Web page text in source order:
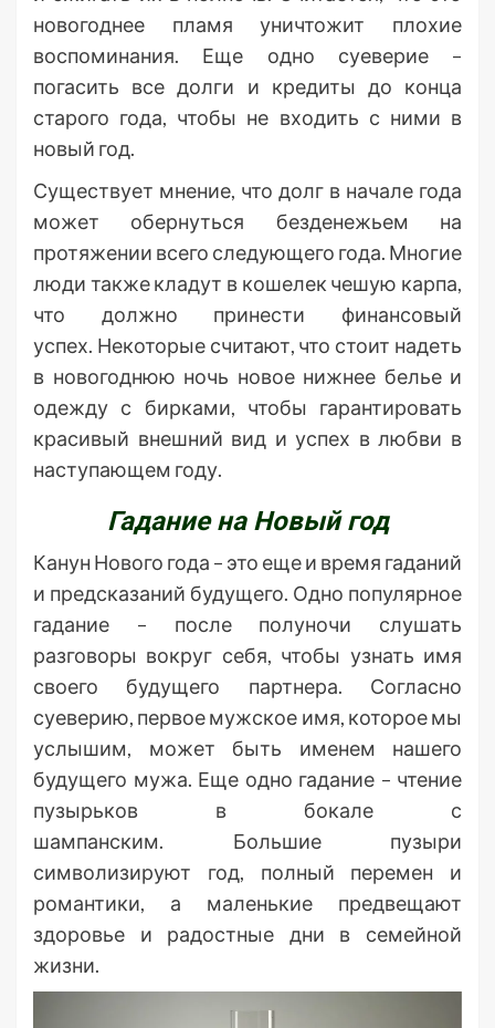
новогоднее пламя уничтожит плохие
воспоминания. Еще одно суеверие –
погасить все долги и кредиты до конца
старого года, чтобы не входить с ними в
новый год.
Существует мнение, что долг в начале года
может обернуться безденежьем на
протяжении всего следующего года. Многие
люди также кладут в кошелек чешую карпа,
что должно принести финансовый
успех. Некоторые считают, что стоит надеть
в новогоднюю ночь новое нижнее белье и
одежду с бирками, чтобы гарантировать
красивый внешний вид и успех в любви в
наступающем году.
Гадание на Новый год
Канун Нового года – это еще и время гаданий
и предсказаний будущего. Одно популярное
гадание – после полуночи слушать
разговоры вокруг себя, чтобы узнать имя
своего будущего партнера. Согласно
суеверию, первое мужское имя, которое мы
услышим, может быть именем нашего
будущего мужа. Еще одно гадание – чтение
пузырьков в бокале с
шампанским. Большие пузыри
символизируют год, полный перемен и
романтики, а маленькие предвещают
здоровье и радостные дни в семейной
жизни.